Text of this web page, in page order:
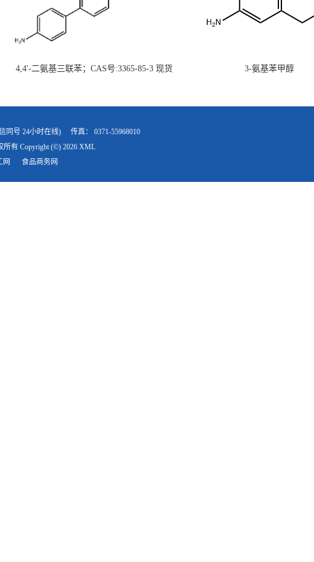
4,4'-二氨基三联苯；CAS号:3365-85-3 现货
3-氨基苯甲醇
同号 24小时在线) 传真： 0371-55968010
所有 Copyright (©) 2026 XML
网 食品商务网